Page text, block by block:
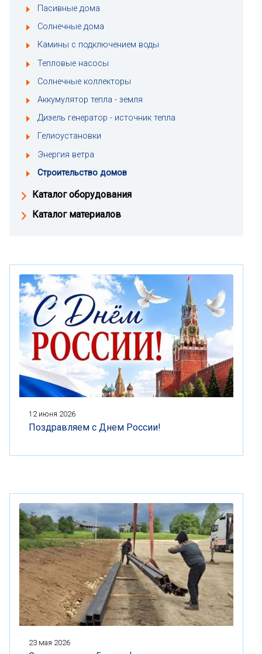
Пасивные дома
Солнечные дома
Камины с подключением воды
Тепловые насосы
Солнечные коллекторы
Аккумулятор тепла - земля
Дизель генератор - источник тепла
Гелиоустановки
Энергия ветра
Строительство домов
Каталог оборудования
Каталог материалов
12 июня 2026
Поздравляем с Днем России!
23 мая 2026